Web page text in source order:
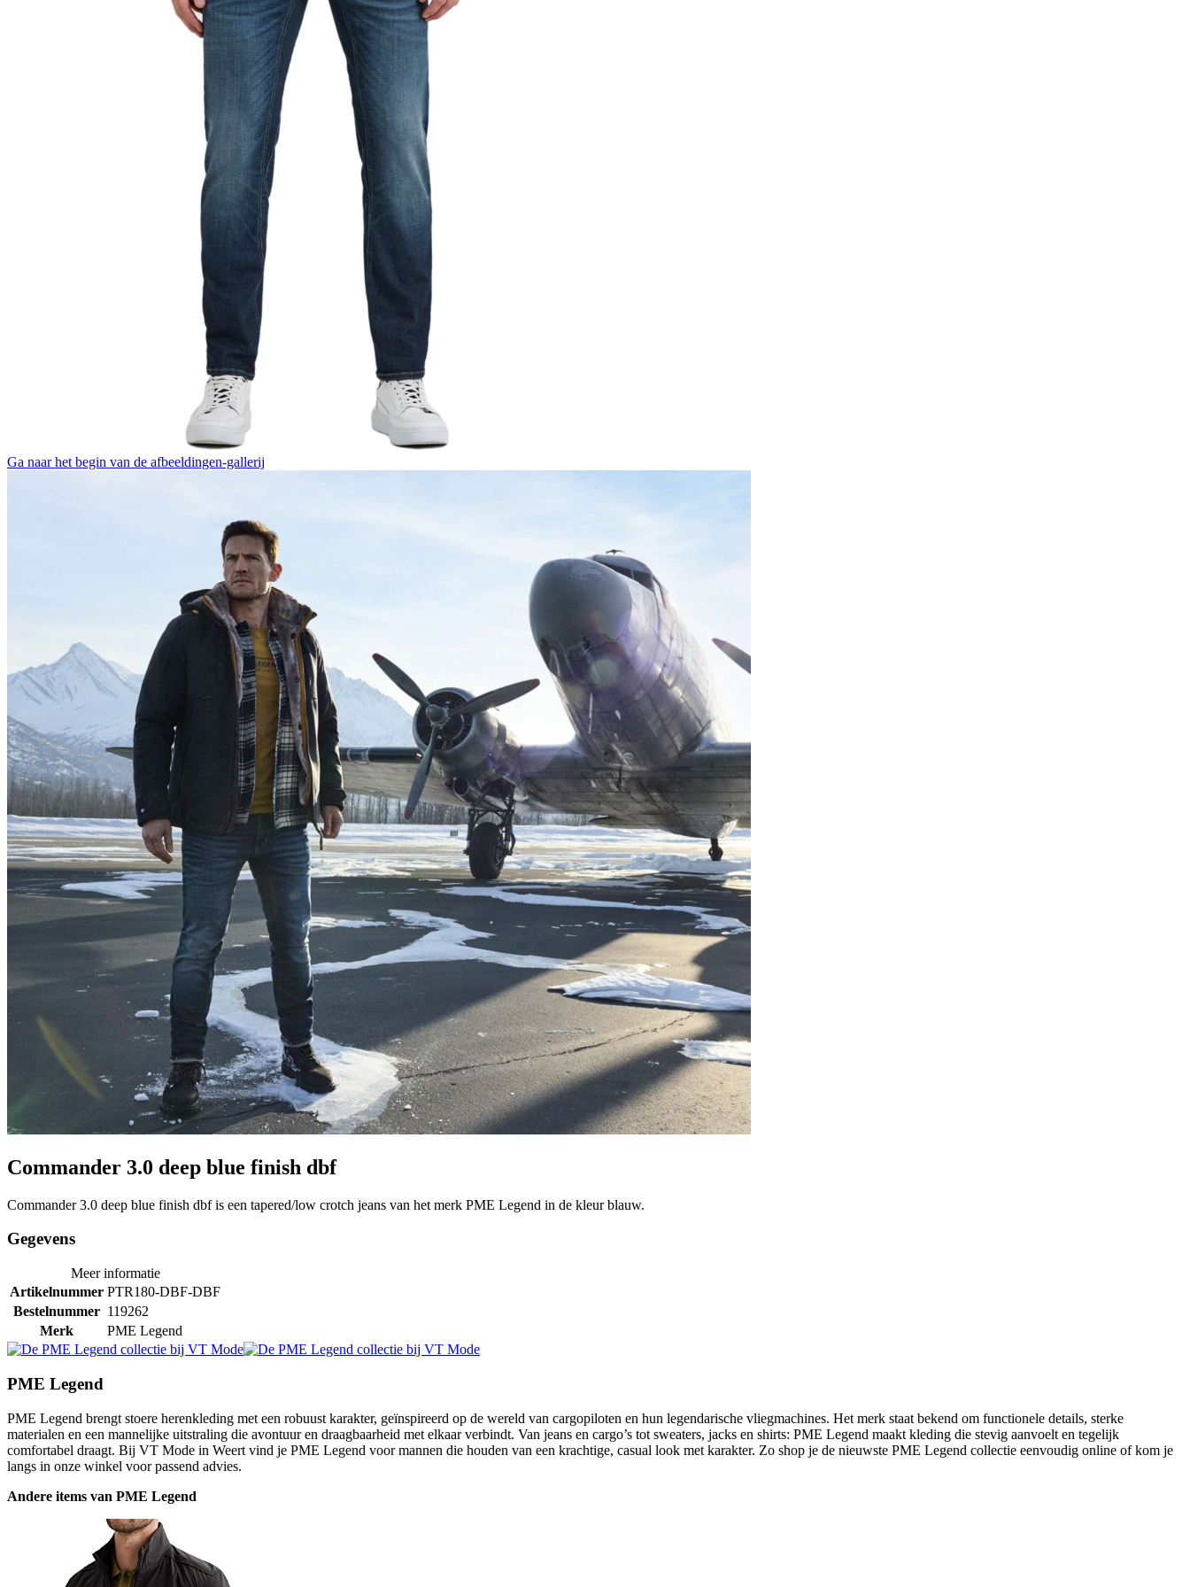
Ga naar het begin van de afbeeldingen-gallerij
Commander 3.0 deep blue finish dbf
Commander 3.0 deep blue finish dbf is een tapered/low crotch jeans van het merk PME Legend in de kleur blauw.
Gegevens
Meer informatie
Artikelnummer PTR180-DBF-DBF
Bestelnummer 119262
Merk
PME Legend
PME Legend
PME Legend brengt stoere herenkleding met een robuust karakter, geïnspireerd op de wereld van cargopiloten en hun legendarische vliegmachines. Het merk staat bekend om functionele details, sterke
materialen en een mannelijke uitstraling die avontuur en draagbaarheid met elkaar verbindt. Van jeans en cargo’s tot sweaters, jacks en shirts: PME Legend maakt kleding die stevig aanvoelt en tegelijk
comfortabel draagt. Bij VT Mode in Weert vind je PME Legend voor mannen die houden van een krachtige, casual look met karakter. Zo shop je de nieuwste PME Legend collectie eenvoudig online of kom je
langs in onze winkel voor passend advies.
Andere items van PME Legend